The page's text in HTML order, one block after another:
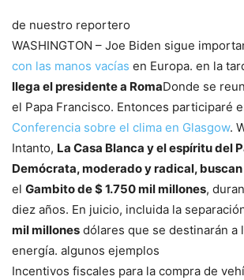
de nuestro reportero
WASHINGTON – Joe Biden sigue
con las manos vacías en Europa. en la
llega el presidente a RomaDonde se
el Papa Francisco. Entonces participaré
Conferencia sobre el clima en Glasgow.
Intanto, La Casa Blanca y el espíritu del
Demócrata, moderado y radical,
el Gambito de $ 1.750 mil millones,
diez años. En juicio, incluida la
mil millones dólares que se destinarán a
energía. algunos ejemplos
Incentivos fiscales para la compra de